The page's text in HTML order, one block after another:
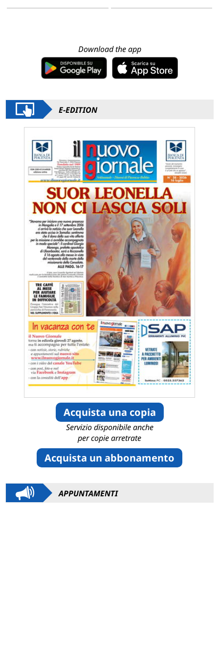
Download the app
E-EDITION
Acquista una copia
Servizio disponibile anche
per copie arretrate
Acquista un abbonamento
APPUNTAMENTI